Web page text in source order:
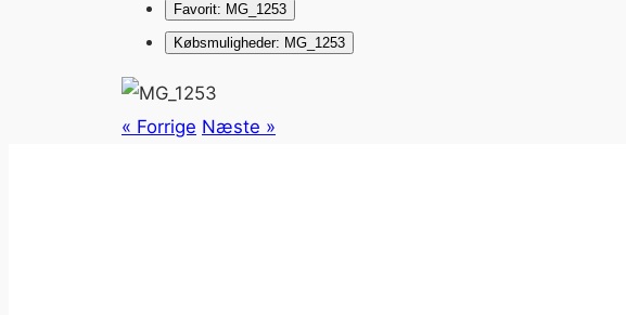
Favorit: MG_1253
Købsmuligheder: MG_1253
« Forrige Næste »